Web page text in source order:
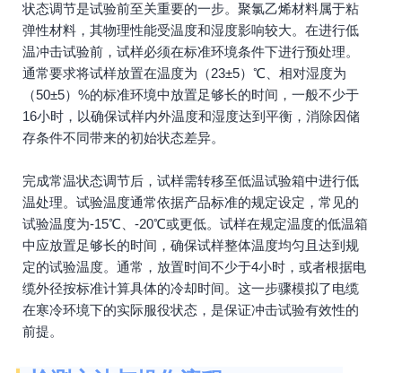
状态调节是试验前至关重要的一步。聚氯乙烯材料属于粘
弹性材料，其物理性能受温度和湿度影响较大。在进行低
温冲击试验前，试样必须在标准环境条件下进行预处理。
通常要求将试样放置在温度为（23±5）℃、相对湿度为
（50±5）%的标准环境中放置足够长的时间，一般不少于
16小时，以确保试样内外温度和湿度达到平衡，消除因储
存条件不同带来的初始状态差异。
完成常温状态调节后，试样需转移至低温试验箱中进行低
温处理。试验温度通常依据产品标准的规定设定，常见的
试验温度为-15℃、-20℃或更低。试样在规定温度的低温箱
中应放置足够长的时间，确保试样整体温度均匀且达到规
定的试验温度。通常，放置时间不少于4小时，或者根据电
缆外径按标准计算具体的冷却时间。这一步骤模拟了电缆
在寒冷环境下的实际服役状态，是保证冲击试验有效性的
前提。